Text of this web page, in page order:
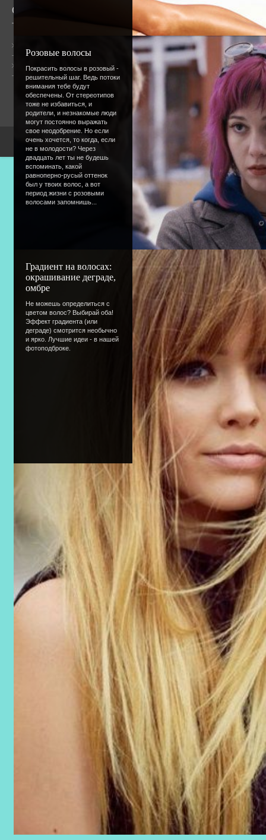
Розовые волосы
Покрасить волосы в розовый -
решительный шаг. Ведь потоки
внимания тебе будут
обеспечены. От стереотипов
тоже не избавиться, и
родители, и незнакомые люди
могут постоянно выражать
свое неодобрение. Но если
очень хочется, то когда, если
не в молодости? Через
двадцать лет ты не будешь
вспоминать, какой
равноперно-русый оттенок
был у твоих волос, а вот
период жизни с розовыми
волосами запомнишь...
Градиент на волосах:
окрашивание деграде,
омбре
Не можешь определиться с
цветом волос? Выбирай оба!
Эффект градиента (или
деграде) смотрится необычно
и ярко. Лучшие идеи - в нашей
фотоподброке.
О сайте
Форум
Сообщество
Онлайн всего:
7
Пользователей:0
Copyright